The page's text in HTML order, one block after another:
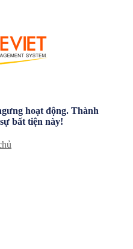
hoạt động. Thành
bất tiện này!